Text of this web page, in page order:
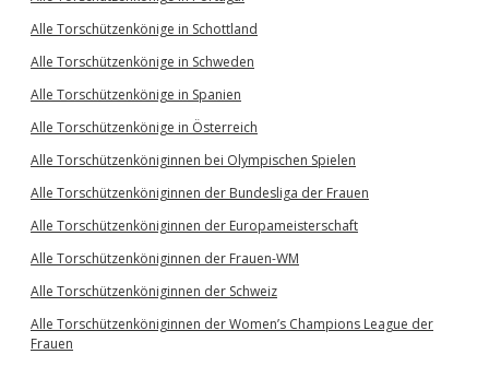
Alle Torschützenkönige in Schottland
Alle Torschützenkönige in Schweden
Alle Torschützenkönige in Spanien
Alle Torschützenkönige in Österreich
Alle Torschützenköniginnen bei Olympischen Spielen
Alle Torschützenköniginnen der Bundesliga der Frauen
Alle Torschützenköniginnen der Europameisterschaft
Alle Torschützenköniginnen der Frauen-WM
Alle Torschützenköniginnen der Schweiz
Alle Torschützenköniginnen der Women’s Champions League der
Frauen